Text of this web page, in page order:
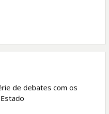
A
pde debates com os